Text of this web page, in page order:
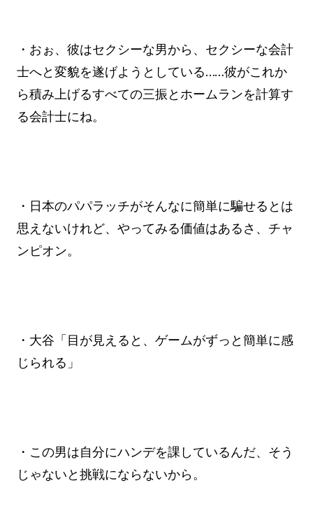
・おぉ、彼はセクシーな男から、セクシーな会計
士へと変貌を遂げようとしている……彼がこれか
ら積み上げるすべての三振とホームランを計算す
る会計士にね。
・日本のパパラッチがそんなに簡単に騙せるとは
思えないけれど、やってみる価値はあるさ、チャ
ンピオン。
・大谷「目が見えると、ゲームがずっと簡単に感
じられる」
・この男は自分にハンデを課しているんだ、そう
じゃないと挑戦にならないから。